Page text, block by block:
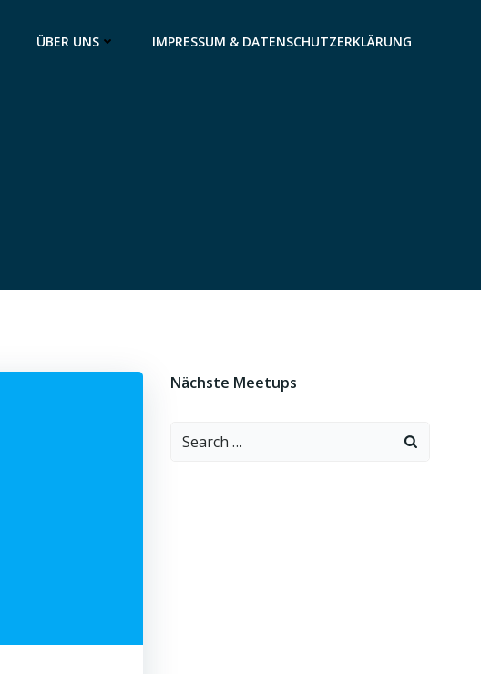
ÜBER UNS IMPRESSUM & DATENSCHUTZERKLÄRUNG
Nächste Meetups
Search